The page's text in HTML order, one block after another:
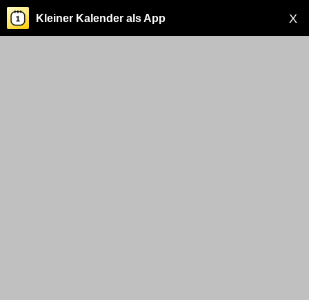
X
Kleiner Kalender als App